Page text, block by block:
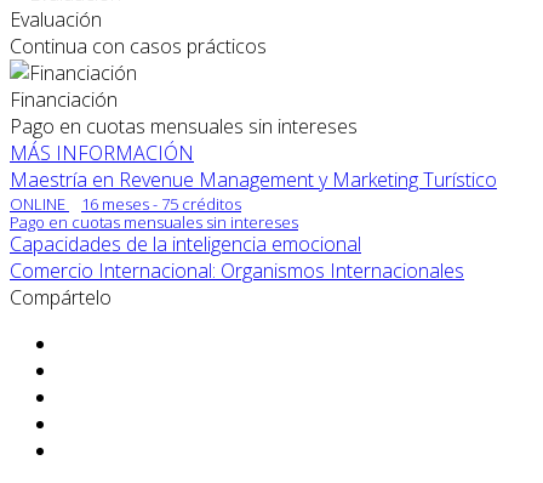
Evaluación
Continua con casos prácticos
Financiación
Pago en cuotas mensuales sin intereses
MÁS INFORMACIÓN
Maestría en Revenue Management y Marketing Turístico
ONLINE
16 meses - 75 créditos
Pago en cuotas mensuales sin intereses
Capacidades de la inteligencia emocional
Comercio Internacional: Organismos Internacionales
Compártelo